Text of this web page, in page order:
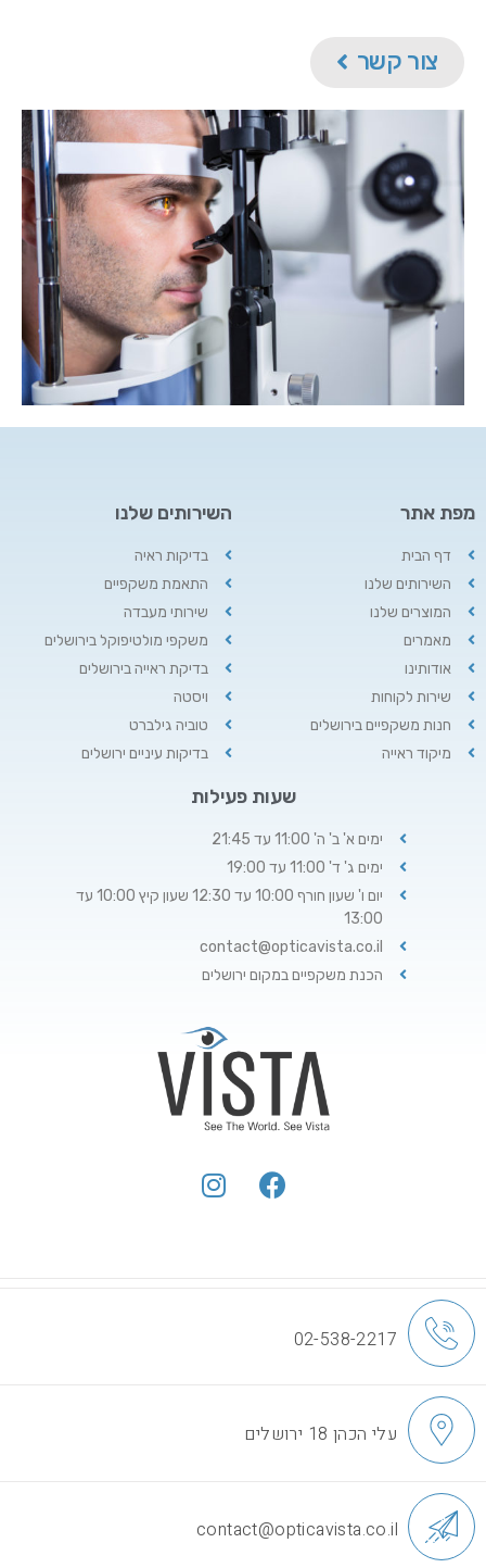
צור קשר
מפת אתר
דף הבית
השירותים שלנו
המוצרים שלנו
מאמרים
אודותינו
שירות לקוחות
חנות משקפיים בירושלים
מיקוד ראייה
השירותים שלנו
בדיקות ראיה
התאמת משקפיים
שירותי מעבדה
משקפי מולטיפוקל בירושלים
בדיקת ראייה בירושלים
ויסטה
טוביה גילברט
בדיקות עיניים ירושלים
שעות פעילות
ימים א' ב' ה' 11:00 עד 21:45
ימים ג' ד' 11:00 עד 19:00
יום ו' שעון חורף 10:00 עד 12:30 שעון קיץ 10:00 עד
13:00
contact@opticavista.co.il
הכנת משקפיים במקום ירושלים
02-538-2217
עלי הכהן 18 ירושלים
contact@opticavista.co.il